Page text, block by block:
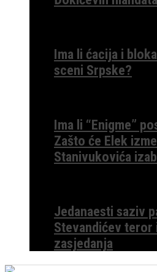
Ima li ćacija i
sceni Srpske?
Ima li “Enigme”
Zašto će Elek
Stanivukovića
Jedanaesti saziv
Stevandićev teror
zasjedanja